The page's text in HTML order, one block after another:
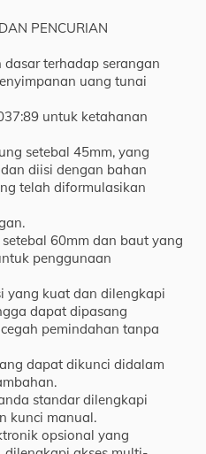
PENCURIAN
terhadap serangan
uang tunai
untuk ketahanan
setebal 45mm, yang
diisi dengan bahan
telah diformulasikan
60mm dan baut yang
penggunaan
yang kuat dan dilengkapi
dapat dipasang
pemindahan tanpa
dapat dikunci didalam
standar dilengkapi
kunci manual.
opsional yang